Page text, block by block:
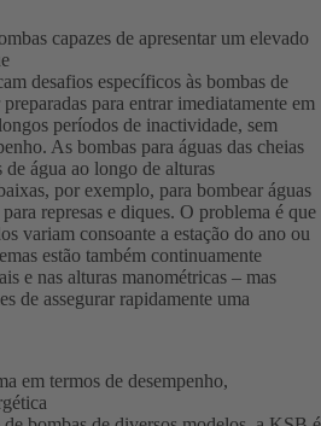
capazes de apresentar um elevado
desafios específicos às bombas de
para entrar imediatamente em
períodos de inactividade, sem
As bombas para águas das cheias
água ao longo de alturas
por exemplo, para bombear águas
represas e diques. O problema é que
variam consoante a estação do ano ou
estão também continuamente
e nas alturas manométricas – mas
de assegurar rapidamente uma
em termos de desempenho,